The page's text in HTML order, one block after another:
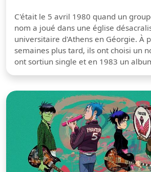
C'était le 5 avril 1980 quand un
nom a joué dans une église
universitaire d'Athens en Géorgie. À
semaines plus tard, ils ont choisi un
ont sortiun single et en 1983 un